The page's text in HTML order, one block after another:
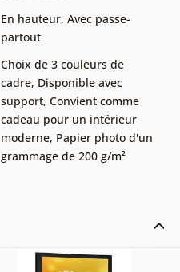
En hauteur, Avec passe-
partout
Choix de 3 couleurs de
cadre, Disponible avec
support, Convient comme
cadeau pour un intérieur
moderne, Papier photo d'un
grammage de 200 g/m²